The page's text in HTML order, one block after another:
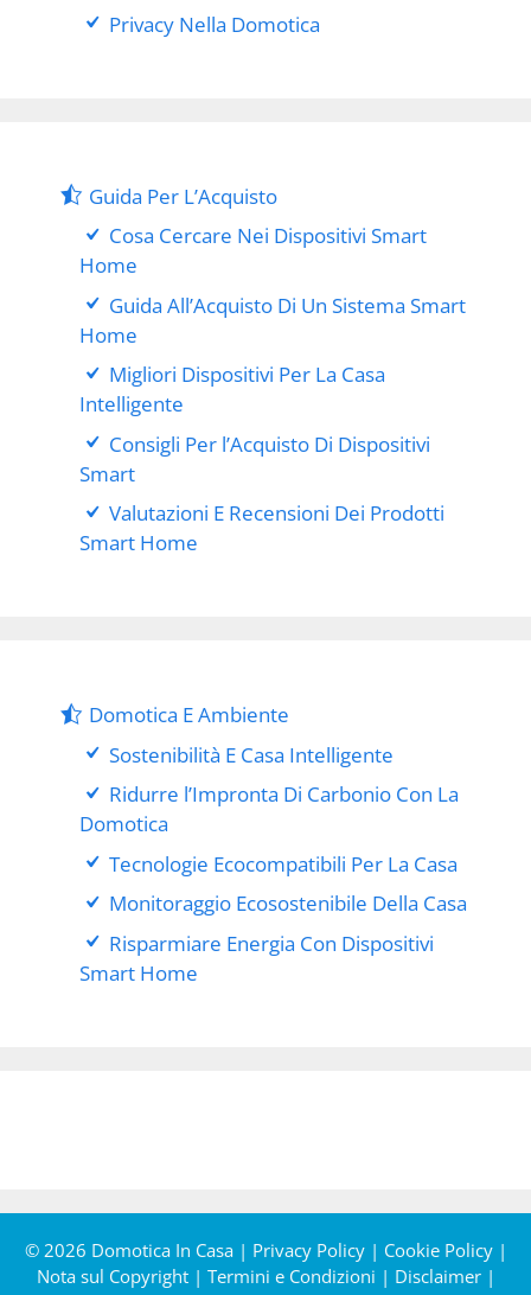
Privacy Nella Domotica
Guida Per L’Acquisto
Cosa Cercare Nei Dispositivi Smart
Home
Guida All’Acquisto Di Un Sistema Smart
Home
Migliori Dispositivi Per La Casa
Intelligente
Consigli Per l’Acquisto Di Dispositivi
Smart
Valutazioni E Recensioni Dei Prodotti
Smart Home
Domotica E Ambiente
Sostenibilità E Casa Intelligente
Ridurre l’Impronta Di Carbonio Con La
Domotica
Tecnologie Ecocompatibili Per La Casa
Monitoraggio Ecosostenibile Della Casa
Risparmiare Energia Con Dispositivi
Smart Home
© 2026 Domotica In Casa | Privacy Policy| Cookie Policy|
Nota sul Copyright| Termini e Condizioni | Disclaimer|